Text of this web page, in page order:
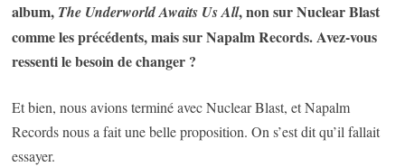
album, The Underworld Awaits Us All, non sur Nuclear Blast
comme les précédents, mais sur Napalm Records. Avez-vous
ressenti le besoin de changer ?
Et bien, nous avions terminé avec Nuclear Blast, et Napalm
Records nous a fait une belle proposition. On s’est dit qu’il fallait
essayer.